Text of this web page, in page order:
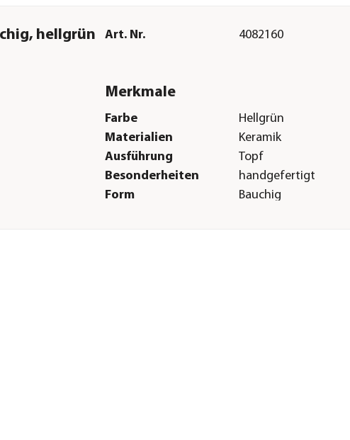
hellgrün Art. Nr. 4082160
Merkmale
Farbe
Hellgrün
Materialien
Keramik
Ausführung
Topf
Besonderheiten
handgefertigt
Form
Bauchig